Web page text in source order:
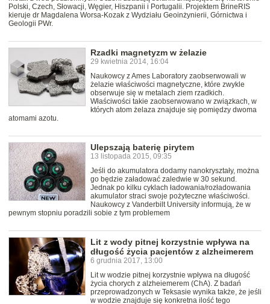
Polski, Czech, Słowacji, Węgier, Hiszpanii i Portugalii. Projektem BrineRIS
kieruje dr Magdalena Worsa-Kozak z Wydziału Geoinżynierii, Górnictwa i
Geologii PWr.
Rzadki magnetyzm w żelazie
29 kwietnia 2014, 16:04
Naukowcy z Ames Laboratory zaobserwowali w
żelazie właściwości magnetyczne, które zwykle
obserwuje się w metalach ziem rzadkich.
Właściwości takie zaobserwowano w związkach, w
których atom żelaza znajduje się pomiędzy dwoma
atomami azotu.
Ulepszają baterię pirytem
13 listopada 2015, 09:35
Jeśli do akumulatora dodamy nanokryształy, można
go będzie załadować zaledwie w 30 sekund.
Jednak po kilku cyklach ładowania/rozładowania
akumulator straci swoje pożyteczne właściwości.
Naukowcy z Vanderbilt University informują, że w
pewnym stopniu poradzili sobie z tym problemem
Lit z wody pitnej korzystnie wpływa na
długość życia pacjentów z alzheimerem
6 grudnia 2017, 13:00
Lit w wodzie pitnej korzystnie wpływa na długość
życia chorych z alzheiemerem (ChA). Z badań
przeprowadzonych w Teksasie wynika także, że jeśli
w wodzie znajduje się konkretna ilość tego